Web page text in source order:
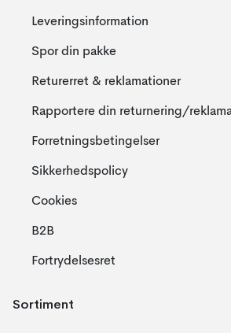
Leveringsinformation
Spor din pakke
Returerret & reklamationer
Rapportere din returnering/
Forretningsbetingelser
Sikkerhedspolicy
Cookies
B2B
Fortrydelsesret
Sortiment